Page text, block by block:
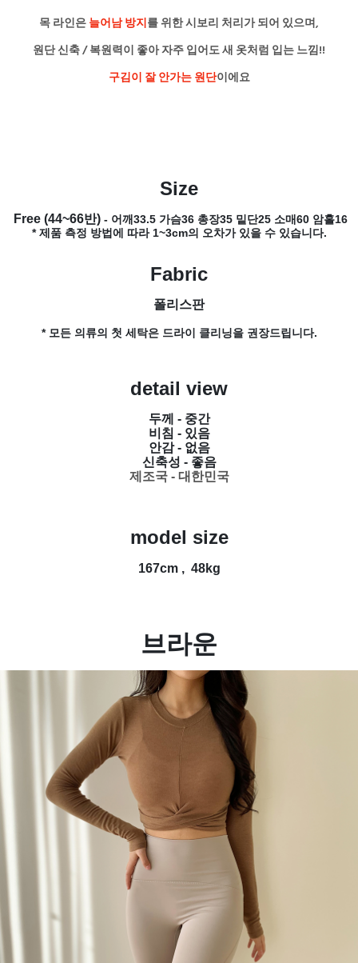
목 라인은 늘어남 방지를 위한 시보리 처리가 되어 있으며,
원단 신축 / 복원력이 좋아 자주 입어도 새 옷처럼 입는 느낌!!
구김이 잘 안가는 원단이에요
Size
Free (44~66반) - 어깨33.5 가슴36 총장35 밑단25 소매60 암홀16
* 제품 측정 방법에 따라 1~3cm의 오차가 있을 수 있습니다.
Fabric
폴리스판
* 모든 의류의 첫 세탁은 드라이 클리닝을 권장드립니다.
detail view
두께 - 중간
비침 - 있음
안감 - 없음
신축성 - 좋음
제조국 - 대한민국
model size
167cm , 48kg
브라운